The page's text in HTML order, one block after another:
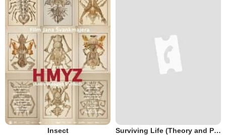
Insect Surviving Life (Theory and Practice)